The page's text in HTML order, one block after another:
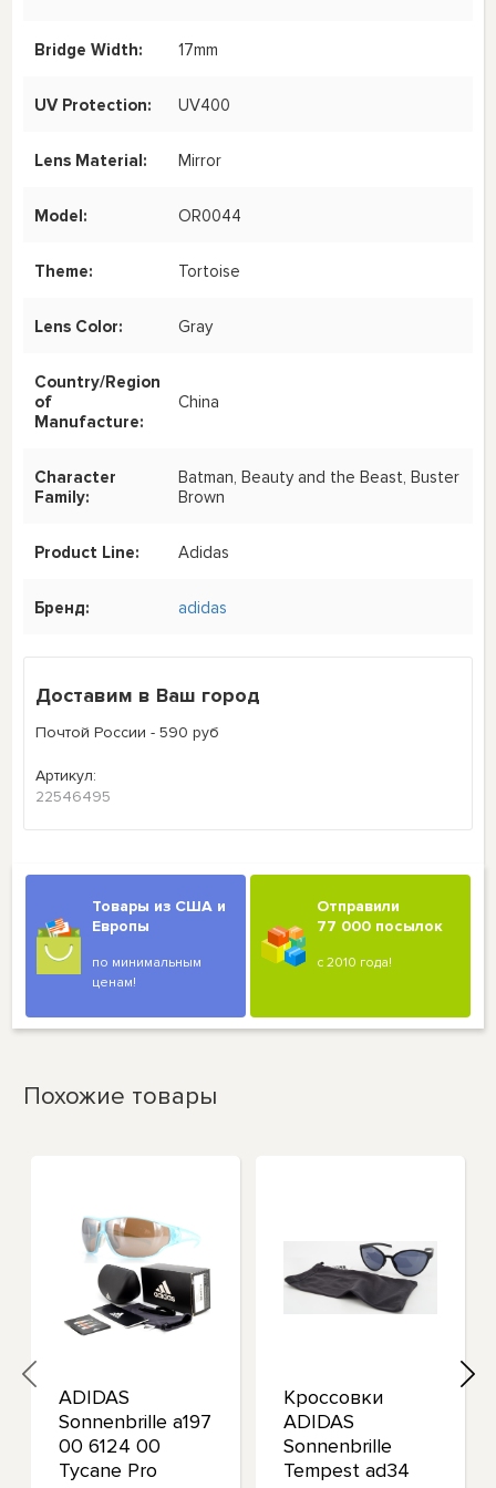
Bridge Width: 17mm
UV Protection: UV400
Lens Material: Mirror
Model: OR0044
Theme: Tortoise
Lens Color: Gray
Country/Region
of
Manufacture:
China
Character
Family:
Batman, Beauty and the Beast, Buster
Brown
Product Line: Adidas
Бренд: adidas
Доставим в Ваш город
Почтой России - 590 руб
Артикул:
22546495
Товары из США и
Европы
по минимальным
ценам!
Отправили
77 000 посылок
с 2010 года!
Похожие товары
ADIDAS
Sonnenbrille a197
00 6124 00
Tycane Pro
Кроссовки
ADIDAS
Sonnenbrille
Tempest ad34